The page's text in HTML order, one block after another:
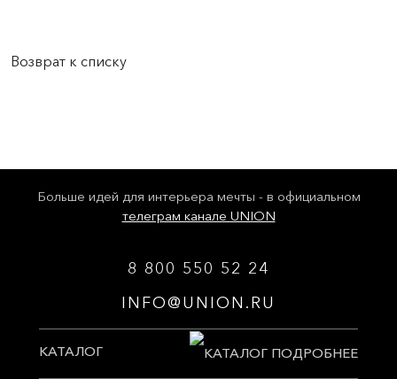
Возврат к списку
Больше идей для интерьера мечты - в официальном
телеграм канале UNION
8 800 550 52 24
INFO@UNION.RU
КАТАЛОГ